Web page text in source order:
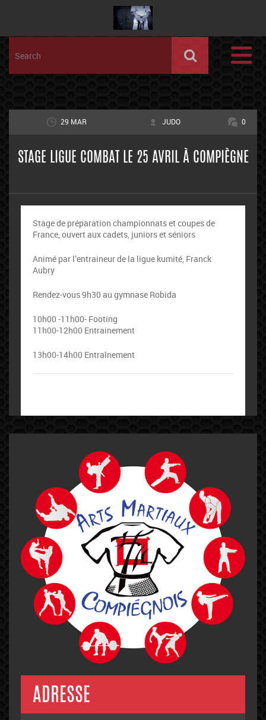
29 MAR JUDO 0
STAGE LIGUE COMBAT LE 25 AVRIL À COMPIÈGNE
Stage de préparation championnats et coupes de
France, ouvert aux cadets, juniors et séniors
Animé par l’entraineur de la ligue kumité, Franck
Aubry
Rendez-vous 9h30 au gymnase Robida
10h00 -11h00- Footing
11h00-12h00 Entrainement
13h00-14h00 Entraînement
ADRESSE